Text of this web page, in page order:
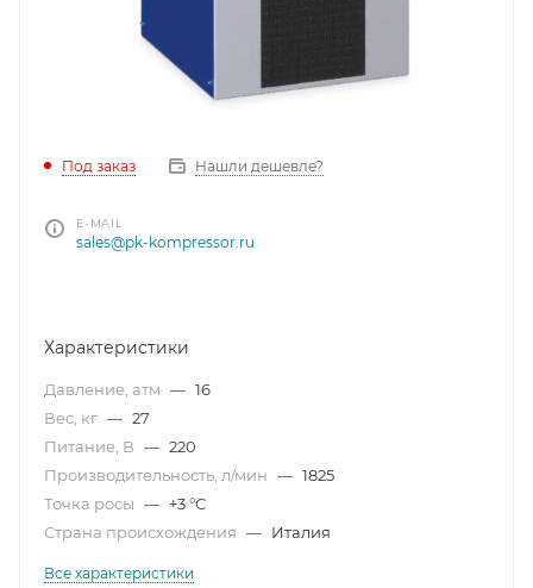
Под заказ Нашли дешевле?
E-MAIL
sales@pk-kompressor.ru
Характеристики
Давление, атм — 16
Вес, кг — 27
Питание, В — 220
Производительность, л/мин — 1825
Точка росы — +3 °С
Страна происхождения — Италия
Все характеристики